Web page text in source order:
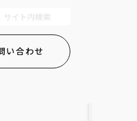
い合わせ